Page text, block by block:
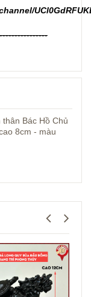
Bác Hồ Chủ
8cm - màu